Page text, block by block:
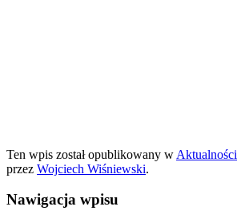
Ten wpis został opublikowany w Aktualności
przez Wojciech Wiśniewski.
Nawigacja wpisu